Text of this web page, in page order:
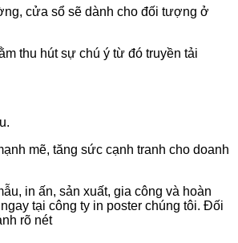
cửa sổ sẽ dành cho đối tượng ở
thu hút sự chú ý từ đó truyền tải
mẽ, tăng sức cạnh tranh cho doanh
in ấn, sản xuất, gia công và hoàn
tại công ty in poster chúng tôi. Đối
rõ nét